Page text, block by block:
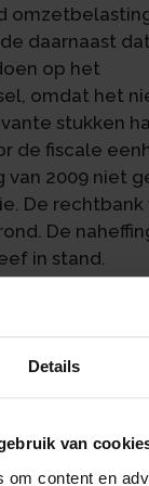
Details
van
om content en
daarnaast
op het
omdat het
stukken
de fiscale
van 2009 niet
De rechtbank
De
in stand.
West-Brabant |
BRE 22/389 |